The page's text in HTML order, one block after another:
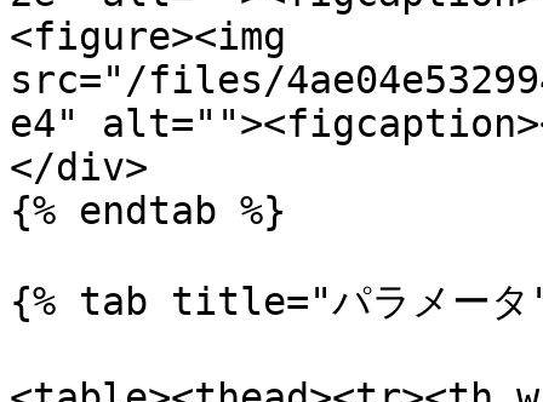
<figure><img
src="/files/
e4"
</div>
{% endtab %}
{% tab title="パラメータ